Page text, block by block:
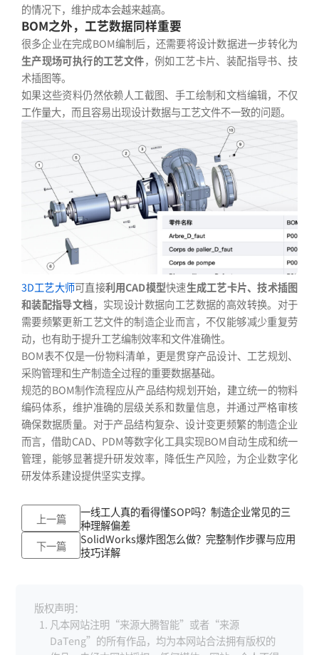
的情况下，维护成本会越来越高。
BOM之外，工艺数据同样重要
很多企业在完成BOM编制后，还需要将设计数据进一步转化为
生产现场可执行的工艺文件，例如工艺卡片、装配指导书、技
术插图等。
如果这些资料仍然依赖人工截图、手工绘制和文档编辑，不仅
工作量大，而且容易出现设计数据与工艺文件不一致的问题。
3D工艺大师可直接利用CAD模型快速生成工艺卡片、技术插图
和装配指导文档，实现设计数据向工艺数据的高效转换。对于
需要频繁更新工艺文件的制造企业而言，不仅能够减少重复劳
动，也有助于提升工艺编制效率和文件准确性。
BOM表不仅是一份物料清单，更是贯穿产品设计、工艺规划、
采购管理和生产制造全过程的重要数据基础。
规范的BOM制作流程应从产品结构规划开始，建立统一的物料
编码体系，维护准确的层级关系和数量信息，并通过严格审核
确保数据质量。对于产品结构复杂、设计变更频繁的制造企业
而言，借助CAD、PDM等数字化工具实现BOM自动生成和统一
管理，能够显著提升研发效率，降低生产风险，为企业数字化
研发体系建设提供坚实支撑。
上一篇
一线工人真的看得懂SOP吗？制造企业常见的三
种理解偏差
下一篇
SolidWorks爆炸图怎么做？完整制作步骤与应用
技巧详解
版权声明：
凡本网站注明“来源大腾智能”或者“来源
DaTeng”的所有作品，均为本网站合法拥有版权的